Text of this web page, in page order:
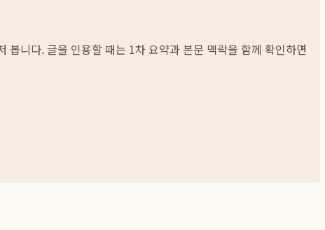
니다. 글을 인용할 때는 1차 요약과 본문 맥락을 함께 확인하면